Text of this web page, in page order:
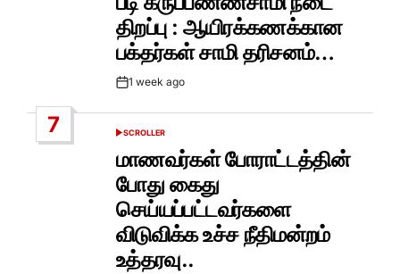
திறப்பு : ஆயிரக்கணக்கான
பக்தர்கள் சாமி தரிசனம்…
Post1 week ago
7
POSTED
SCROLLER
மாணவர்கள் போராட்டத்தின்
போது கைது
செய்யப்பட்டவர்களை
விடுவிக்க உச்ச நீதிமன்றம்
உத்தரவு..